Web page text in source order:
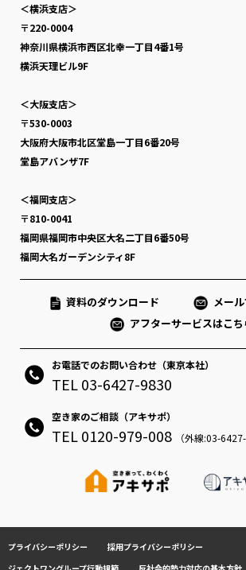
＜横浜支店＞
〒220-0004
神奈川県横浜市西区北幸一丁目4番1号
横浜天理ビル9F
＜大阪支店＞
〒530-0003
大阪府大阪市北区堂島一丁目6番20号
堂島アバンザ7F
＜福岡支店＞
〒810-0041
福岡県福岡市中央区大名二丁目6番50号
福岡大名ガーデンシティ8F
資料のダウンロード
メー
アフターサービスはこち
お電話でのお問い合わせ（東京本社）
TEL 03-6427-9830
空き家のご相談（アキサポ）
TEL 0120-979-008 （外線:03-
プライバシーポリシー
採用プライバシーポリシー